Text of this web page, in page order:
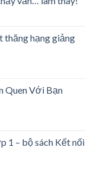
thăng hạng giảng
Quen Với Bạn
1 – bộ sách Kết nối